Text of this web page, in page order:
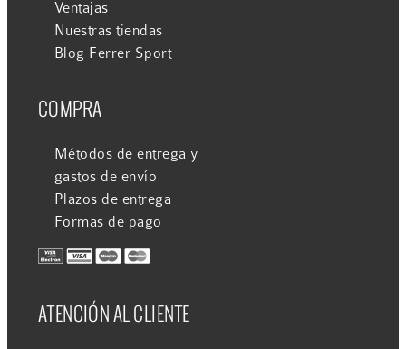
Ventajas
Nuestras tiendas
Blog Ferrer Sport
COMPRA
Métodos de entrega y
gastos de envío
Plazos de entrega
Formas de pago
ATENCIÓN AL CLIENTE